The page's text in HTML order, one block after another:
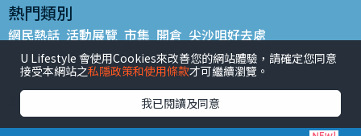
熱門類別
網民熱話 活動展覽 市集 開倉 尖沙咀好去處
銅鑼灣好去處 元朗好去處 荃灣好去處 旺角好去處 社會
餐廳情報 戶外郊遊
熱門標籤
#UGO搵好去處 #人氣活動推介 #美食社群熱話
U Lifestyle 會使用Cookies來改善您的網站體驗，請確定您同意
接受本網站之私隱政策和使用條款才可繼續瀏覽。
我已閱讀及同意